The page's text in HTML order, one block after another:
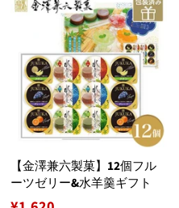
格
【金澤兼六製菓】12個フル
ーツゼリー&水羊羹ギフト